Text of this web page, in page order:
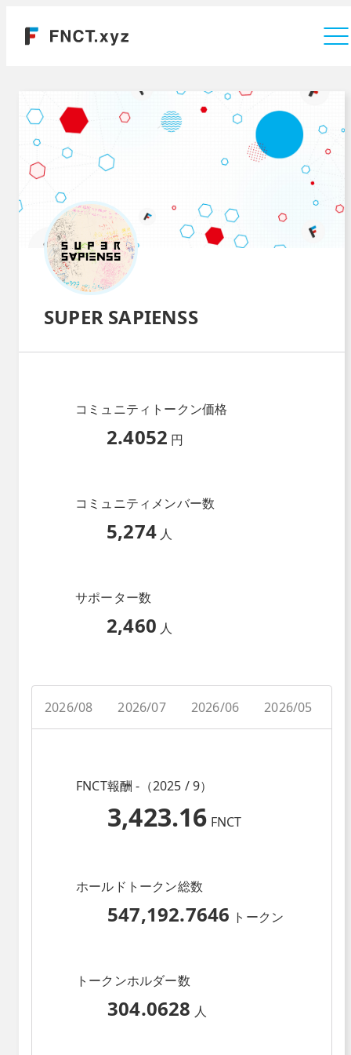
SUPER SAPIENSS
コミュニティトークン価格
2.4052 円
コミュニティメンバー数
5,274 人
サポーター数
2,460 人
2026/08 2026/07 2026/06 2026/05
FNCT報酬 -（2025 / 9）
3,423.16 FNCT
ホールドトークン総数
547,192.7646 トークン
トークンホルダー数
304.0628 人